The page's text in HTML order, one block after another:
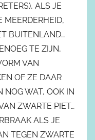
ALS JE
MEERDERHEID,
BUITENLAND…
TE ZIJN,
VAN
OF ZE DAAR
NOG WAT, OOK IN
ZWARTE PIET…
ALS JE
TEGEN ZWARTE